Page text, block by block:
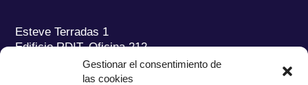
Gestionar el consentimiento de
las cookies
Esteve Terradas 1
Edificio RDIT, Oficina 212
Parc Mediterrani de la Tecnologia (PMT) Campus